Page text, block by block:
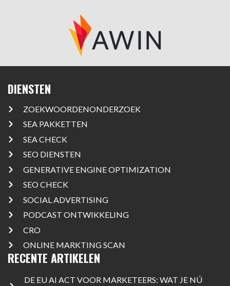
DIENSTEN
ZOEKWOORDENONDERZOEK
SEA PAKKETTEN
SEA CHECK
SEO DIENSTEN
GENERATIVE ENGINE OPTIMIZATION
SEO CHECK
SOCIAL ADVERTISING
PODCAST ONTWIKKELING
CRO
ONLINE MARKTING SCAN
RECENTE ARTIKELEN
DE EU AI ACT VOOR MARKETEERS: WAT JE NÚ